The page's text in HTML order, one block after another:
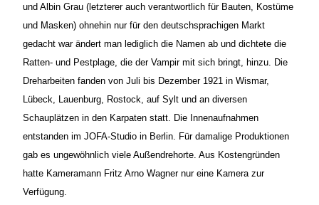
und Albin Grau (letzterer auch verantwortlich für Bauten, Kostüme
und Masken) ohnehin nur für den deutschsprachigen Markt
gedacht war ändert man lediglich die Namen ab und dichtete die
Ratten- und Pestplage, die der Vampir mit sich bringt, hinzu. Die
Dreharbeiten fanden von Juli bis Dezember 1921 in Wismar,
Lübeck, Lauenburg, Rostock, auf Sylt und an diversen
Schauplätzen in den Karpaten statt. Die Innenaufnahmen
entstanden im JOFA-Studio in Berlin. Für damalige Produktionen
gab es ungewöhnlich viele Außendrehorte. Aus Kostengründen
hatte Kameramann Fritz Arno Wagner nur eine Kamera zur
Verfügung.